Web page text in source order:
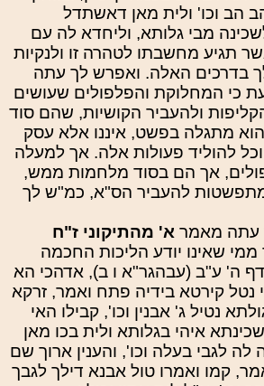
הב וכו' ולית מאן דאשתדל
מבי גלותא, וליחדא לה עם
תגיע מחשבתו לטהרה זו ולנקיות
בדרכים האלה. ואפרש לך עתה
כי המחלוקת והפלפולים שעושים
ולהעביר הקושיות, שהם סוד
מתגלה בפשט, איננו אלא עסק
להוליד פעולות אלה. אך למעלה
אך הם בסוד מלחמות ממש,
מתפשטות להעביר הס"א, כמ"ש לך
עתה מאמר א' מהתיקוני ז"ח
שאינו יודע הליכות החכמה
ה' ע"ב (עבהגר"א ו ב), אדהכי הא
נטל קירטא בידיה פתח ואמר, זרקא
נטיל ג' אבנין וכו', קבילו האי
איהי בגלותא ולית בכו מאן
לגבי בעלה וכו', והענין ארוך שם
קמו ואמרו טול אבנא דילך לגבך